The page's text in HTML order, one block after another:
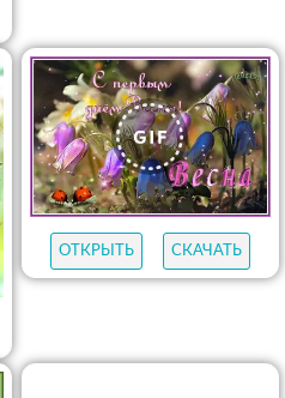
ОТКРЫТЬ СКАЧАТЬ